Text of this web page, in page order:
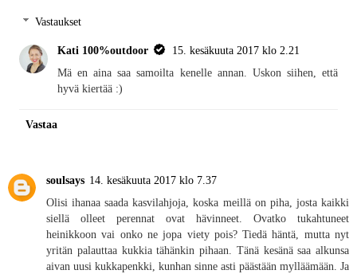
Vastaukset
Kati 100%outdoor
15. kesäkuuta 2017 klo 2.21
Mä en aina saa samoilta kenelle annan. Uskon siihen, että
hyvä kiertää :)
Vastaa
soulsays 14. kesäkuuta 2017 klo 7.37
Olisi ihanaa saada kasvilahjoja, koska meillä on piha, josta kaikki
siellä olleet perennat ovat hävinneet. Ovatko tukahtuneet
heinikkoon vai onko ne jopa viety pois? Tiedä häntä, mutta nyt
yritän palauttaa kukkia tähänkin pihaan. Tänä kesänä saa alkunsa
aivan uusi kukkapenkki, kunhan sinne asti päästään mylläämään. Ja